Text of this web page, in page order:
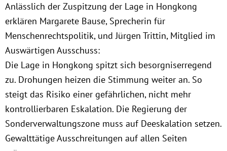
Anlässlich der Zuspitzung der Lage in Hongkong
erklären Margarete Bause, Sprecherin für
Menschenrechtspolitik, und Jürgen Trittin, Mitglied im
Auswärtigen Ausschuss:
Die Lage in Hongkong spitzt sich besorgniserregend
zu. Drohungen heizen die Stimmung weiter an. So
steigt das Risiko einer gefährlichen, nicht mehr
kontrollierbaren Eskalation. Die Regierung der
Sonderverwaltungszone muss auf Deeskalation setzen.
Gewalttätige Ausschreitungen auf allen Seiten